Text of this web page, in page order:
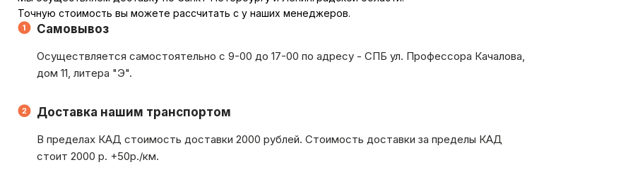
Точную стоимость вы можете рассчитать с у наших менеджеров.
Самовывоз
Осуществляется самостоятельно с 9-00 до 17-00 по адресу - СПБ ул. Профессора Качалова,
дом 11, литера "Э".
Доставка нашим транспортом
В пределах КАД стоимость доставки 2000 рублей. Стоимость доставки за пределы КАД
стоит 2000 р. +50р./км.